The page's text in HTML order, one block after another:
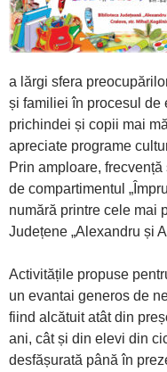
a lărgi sfera
și familiei în procesul de
prichindei și copii mai
apreciate programe
Prin amploare,
de compartimentul
numără printre cele mai
Județene „Alexandru și
Activitățile propuse
un evantai generos de
fiind alcătuit atât din
ani, cât și din elevi din
desfășurată până în